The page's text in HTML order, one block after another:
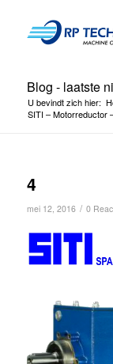
Blog - laatste
U bevindt zich hier:
SITI – Motorreductor
4
mei 12, 2016 / 0